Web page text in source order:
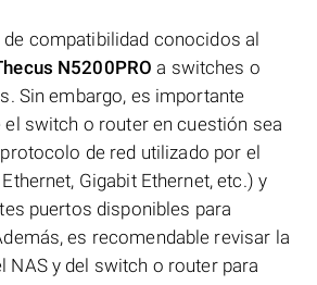
compatibilidad conocidos al
N5200PRO a switches o
Sin embargo, es importante
el switch o router en cuestión sea
de red utilizado por el
Gigabit Ethernet, etc.) y
puertos disponibles para
es recomendable revisar la
NAS y del switch o router para